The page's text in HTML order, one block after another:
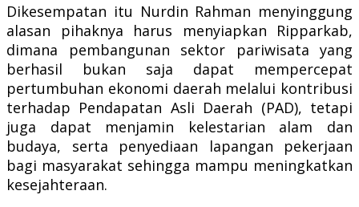
Dikesempatan itu Nurdin Rahman menyinggung
alasan pihaknya harus menyiapkan Ripparkab,
dimana pembangunan sektor pariwisata yang
berhasil bukan saja dapat mempercepat
pertumbuhan ekonomi daerah melalui kontribusi
terhadap Pendapatan Asli Daerah (PAD), tetapi
juga dapat menjamin kelestarian alam dan
budaya, serta penyediaan lapangan pekerjaan
bagi masyarakat sehingga mampu meningkatkan
kesejahteraan.